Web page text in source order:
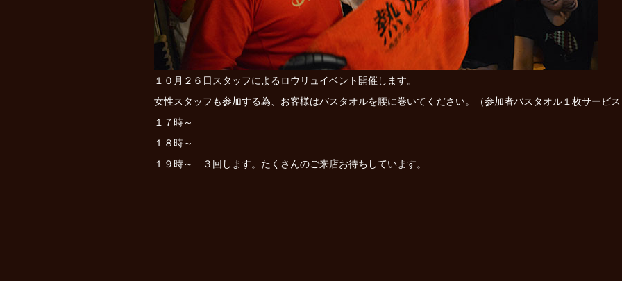
１０月２６日スタッフによるロウリュイベント開催します。
女性スタッフも参加する為、お客様はバスタオルを腰に巻いてください。（参加者バスタオル１枚サービ
１７時～
１８時～
１９時～ ３回します。たくさんのご来店お待ちしています。